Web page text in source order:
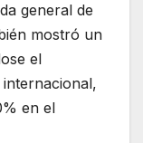
general de
mostró un
el
en el